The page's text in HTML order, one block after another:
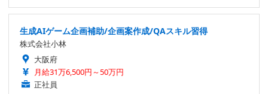
生成AIゲーム企画補助/企画案作成/QAスキル習得
株式会社小林
大阪府
月給31万6,500円～50万円
正社員